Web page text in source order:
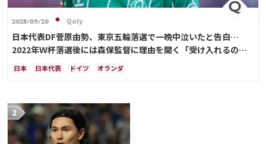
2025/09/20 Qoly
日本代表DF菅原由勢、東京五輪落選で一晩中泣いたと告白…
2022年Ｗ杯落選後には森保監督に理由を聞く「受け入れるのは
難しかった」
日本 日本代表 ドイツ オランダ